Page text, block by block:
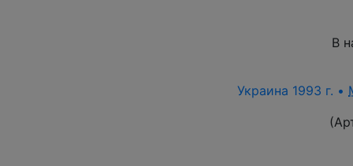
В
Украина 1993 г. •